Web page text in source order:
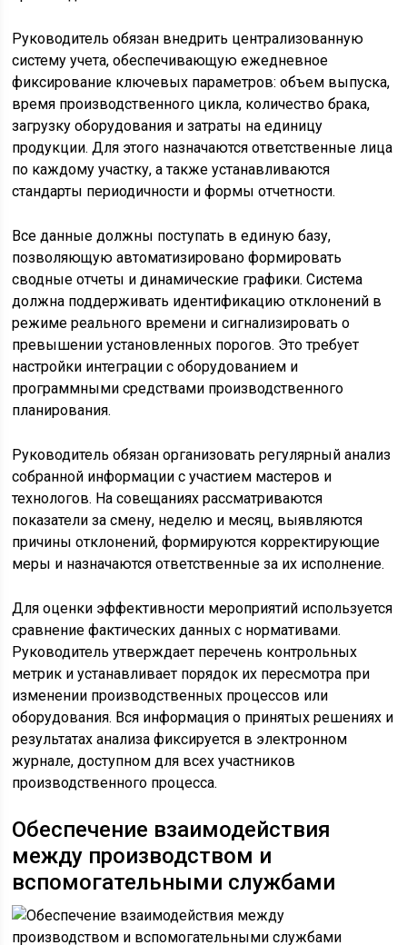
Руководитель обязан внедрить централизованную
систему учета, обеспечивающую ежедневное
фиксирование ключевых параметров: объем выпуска,
время производственного цикла, количество брака,
загрузку оборудования и затраты на единицу
продукции. Для этого назначаются ответственные лица
по каждому участку, а также устанавливаются
стандарты периодичности и формы отчетности.
Все данные должны поступать в единую базу,
позволяющую автоматизировано формировать
сводные отчеты и динамические графики. Система
должна поддерживать идентификацию отклонений в
режиме реального времени и сигнализировать о
превышении установленных порогов. Это требует
настройки интеграции с оборудованием и
программными средствами производственного
планирования.
Руководитель обязан организовать регулярный анализ
собранной информации с участием мастеров и
технологов. На совещаниях рассматриваются
показатели за смену, неделю и месяц, выявляются
причины отклонений, формируются корректирующие
меры и назначаются ответственные за их исполнение.
Для оценки эффективности мероприятий используется
сравнение фактических данных с нормативами.
Руководитель утверждает перечень контрольных
метрик и устанавливает порядок их пересмотра при
изменении производственных процессов или
оборудования. Вся информация о принятых решениях и
результатах анализа фиксируется в электронном
журнале, доступном для всех участников
производственного процесса.
Обеспечение взаимодействия
между производством и
вспомогательными службами